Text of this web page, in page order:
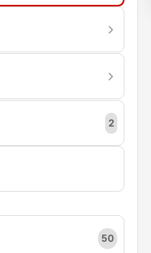
2
50